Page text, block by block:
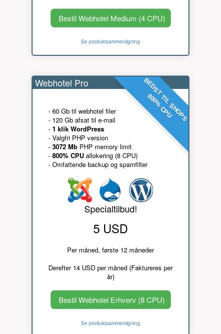
Bestil Webhotel Medium (4 CPU)
Se produktsammenligning
BEDST TIL SHOPS
800% CPU
Webhotel Pro
- 60 Gb til webhotel filer
- 120 Gb afsat til e-mail
- 1 klik WordPress
- Valgfri PHP version
- 3072 Mb PHP memory limit
- 800% CPU allokering (8 CPU)
- Omfattende backup og spamfilter
Specialtilbud!
5 USD
Per måned, første 12 måneder
Derefter 14 USD per måned (Faktureres per
år)
Bestil Webhotel Erhverv (8 CPU)
Se produktsammenligning